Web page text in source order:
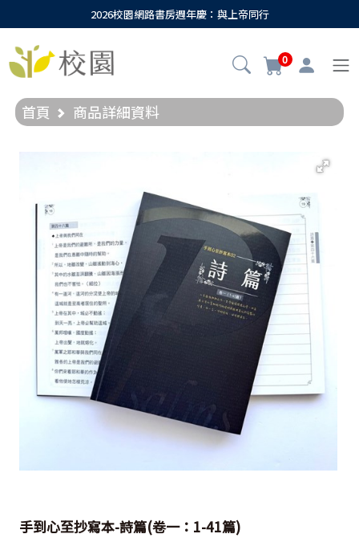
2026校園網路書房週年慶：與上帝同行
0
首頁 商品詳細資料
手到心至抄寫本-詩篇(卷一：1-41篇)